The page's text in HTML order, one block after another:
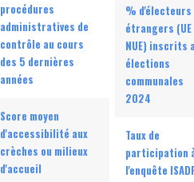
procédures
administratives de
contrôle au cours
des 5 dernières
années
Score moyen
d'accessibilité aux
crèches ou milieux
d'accueil
% d'électeurs
étrangers (UE
NUE) inscrits
élections
communales
2024
Taux de
participation
l'enquête